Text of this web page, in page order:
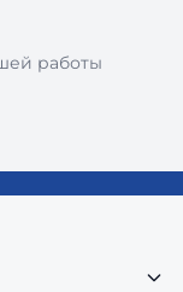
работы